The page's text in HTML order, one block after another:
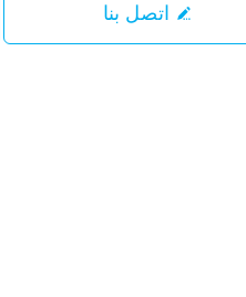
اتصل بنا